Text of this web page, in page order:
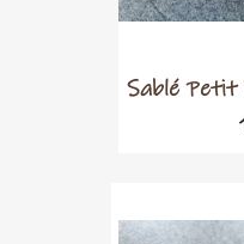
Sablé Petit